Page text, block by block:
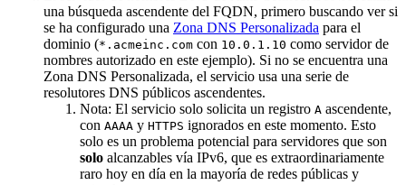
una búsqueda ascendente del FQDN, primero buscando ver si
se ha configurado una Zona DNS Personalizada para el
dominio (*.acmeinc.com con 10.0.1.10 como servidor de
nombres autorizado en este ejemplo). Si no se encuentra una
Zona DNS Personalizada, el servicio usa una serie de
resolutores DNS públicos ascendentes.
Nota: El servicio solo solicita un registro A ascendente,
con AAAA y HTTPS ignorados en este momento. Esto
solo es un problema potencial para servidores que son
solo alcanzables vía IPv6, que es extraordinariamente
raro hoy en día en la mayoría de redes públicas y